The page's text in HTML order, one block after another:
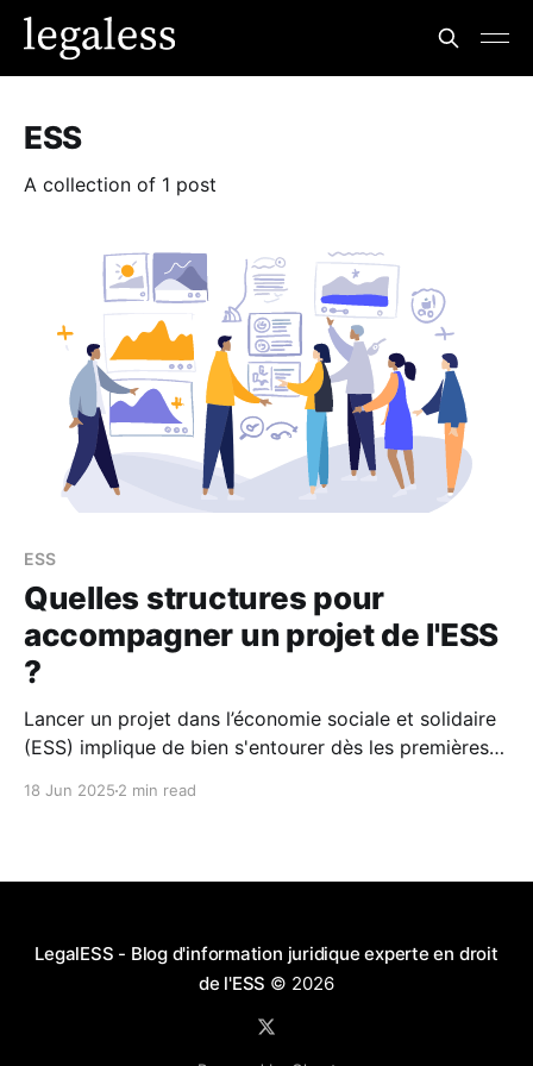
ESS
A collection of 1 post
ESS
Quelles structures pour
accompagner un projet de l'ESS
?
Lancer un projet dans l’économie sociale et solidaire
(ESS) implique de bien s'entourer dès les premières
18 Jun 2025 2 min read
LegalESS - Blog d'information juridique experte en droit
de l'ESS © 2026